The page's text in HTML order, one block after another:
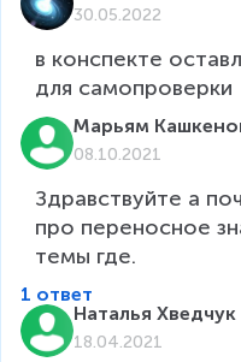
30.05.2022
в конспекте
для самопроверки
Марьям
08.10.2021
Здравствуйте а
про переносное
темы где.
1 ответ
Наталья Хведчук
18.04.2021